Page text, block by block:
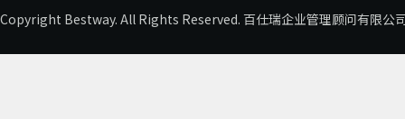
Copyright Bestway. All Rights Reserved. 百仕瑞企业管理顾问有限公